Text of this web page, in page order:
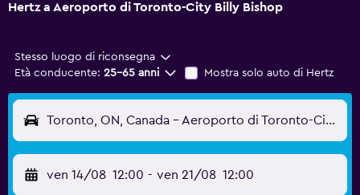
Hertz a Aeroporto di Toronto-City Billy Bishop
Stesso luogo di riconsegna
Età conducente: 25-65 anni Mostra solo auto di Hertz
Toronto, ON, Canada - Aeroporto di Toronto-City Billy Bishop (YTZ)
ven 14/08 12:00 - ven 21/08 12:00